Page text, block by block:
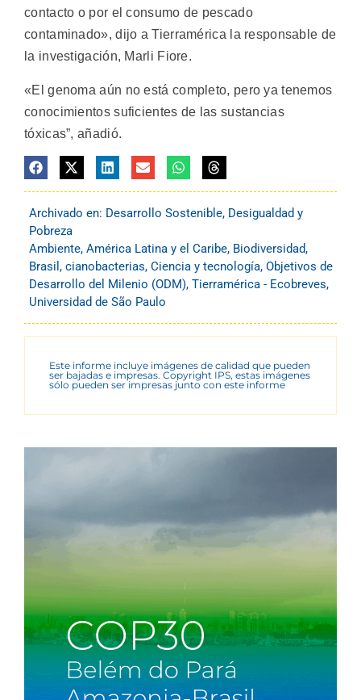
contacto o por el consumo de pescado
contaminado», dijo a Tierramérica la responsable de
la investigación, Marli Fiore.
«El genoma aún no está completo, pero ya tenemos
conocimientos suficientes de las sustancias
tóxicas”, añadió.
Archivado en: Desarrollo Sostenible, Desigualdad y
Pobreza
Ambiente, América Latina y el Caribe, Biodiversidad,
Brasil , cianobacterias, Ciencia y tecnología, Objetivos de
Desarrollo del Milenio (ODM), Tierramérica - Ecobreves,
Universidad de São Paulo
Este informe incluye imágenes de calidad que pueden
ser bajadas e impresas. Copyright IPS, estas imágenes
sólo pueden ser impresas junto con este informe